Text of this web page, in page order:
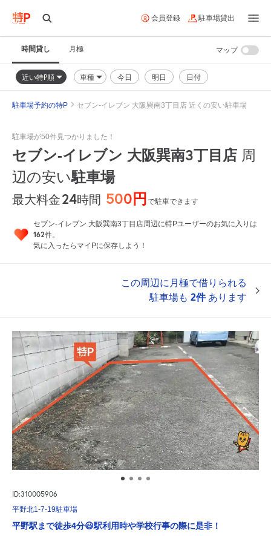
会員登録 駐車場貸出
時間貸し 月極
近い特P順 車種 今日 明日 日付
マップ
駐車場予約の特P セブン-イレブン 大阪巽南3丁目店 近くの安い駐車場
駐車場が50件見つかりました！
セブン-イレブン 大阪巽南3丁目店 周
辺の安い駐車場
最大料金24時間 500円で駐車できます
セブン-イレブン 大阪巽南3丁目店周辺に特Pユーザーのお気に入りは
162件。
気に入ったらマイPに保存しよう！
この周辺に月極で借りられる
駐車場も 2件あります
ID:310005906
平野北1-7-19駐車場
平野駅まで徒歩4分😃駅利用時や学校行事の際に是非！